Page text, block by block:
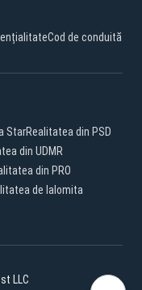
Cod de conduită
StarRealitatea din PSD
din UDMR
din PRO
de Ialomita
LLC